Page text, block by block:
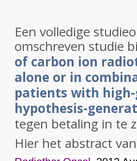
Een volledige
omschreven studie
of carbon ion
alone or in
patients with
hypothesis-
tegen betaling in te
Hier het abstract